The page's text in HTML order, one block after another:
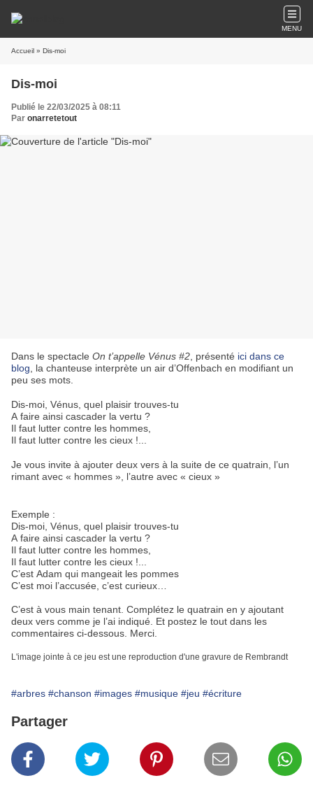
MENU
Accueil » Dis-moi
Dis-moi
Publié le 22/03/2025 à 08:11
Par onarretetout
Dans le spectacle On t’appelle Vénus #2 , présenté ici dans ce
blog , la chanteuse interprète un air d’Offenbach en modifiant un
peu ses mots.
Dis-moi, Vénus, quel plaisir trouves-tu
A faire ainsi cascader la vertu ?
Il faut lutter contre les hommes,
Il faut lutter contre les cieux !...
Je vous invite à ajouter deux vers à la suite de ce quatrain, l’un
rimant avec « hommes », l’autre avec « cieux »
Exemple :
Dis-moi, Vénus, quel plaisir trouves-tu
A faire ainsi cascader la vertu ?
Il faut lutter contre les hommes,
Il faut lutter contre les cieux !...
C’est Adam qui mangeait les pommes
C’est moi l’accusée, c’est curieux…
C’est à vous main tenant. Complétez le quatrain en y ajoutant
deux vers comme je l’ai indiqué. Et postez le tout dans les
commentaires ci-dessous. Merci.
L'image jointe à ce jeu est une reproduction d'une gravure de Rembrandt
#arbres #chanson #images #musique #jeu #écriture
Partager